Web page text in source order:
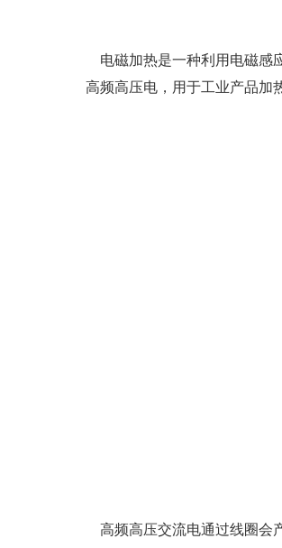
电磁加热是一种利用电磁感
高频高压电，用于工业产品加
高频高压交流电通过线圈会